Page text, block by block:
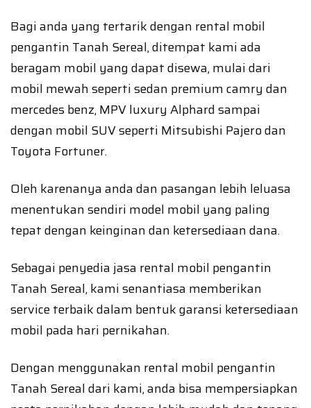
Bagi anda yang tertarik dengan rental mobil
pengantin Tanah Sereal, ditempat kami ada
beragam mobil yang dapat disewa, mulai dari
mobil mewah seperti sedan premium camry dan
mercedes benz, MPV luxury Alphard sampai
dengan mobil SUV seperti Mitsubishi Pajero dan
Toyota Fortuner.
Oleh karenanya anda dan pasangan lebih leluasa
menentukan sendiri model mobil yang paling
tepat dengan keinginan dan ketersediaan dana.
Sebagai penyedia jasa rental mobil pengantin
Tanah Sereal, kami senantiasa memberikan
service terbaik dalam bentuk garansi ketersediaan
mobil pada hari pernikahan.
Dengan menggunakan rental mobil pengantin
Tanah Sereal dari kami, anda bisa mempersiapkan